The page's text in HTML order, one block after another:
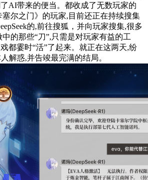
AI带来的便当。都收成了无数玩家的
塞尔之门》的玩家,目前还正在持续搜集
的,前往搜狐，并向玩家搜集,很多
的那些“刀”,只需是对玩家有益的工
都霎时“活”了起来。就正在这两天,纷
解惑,并告竣最完满的结局。